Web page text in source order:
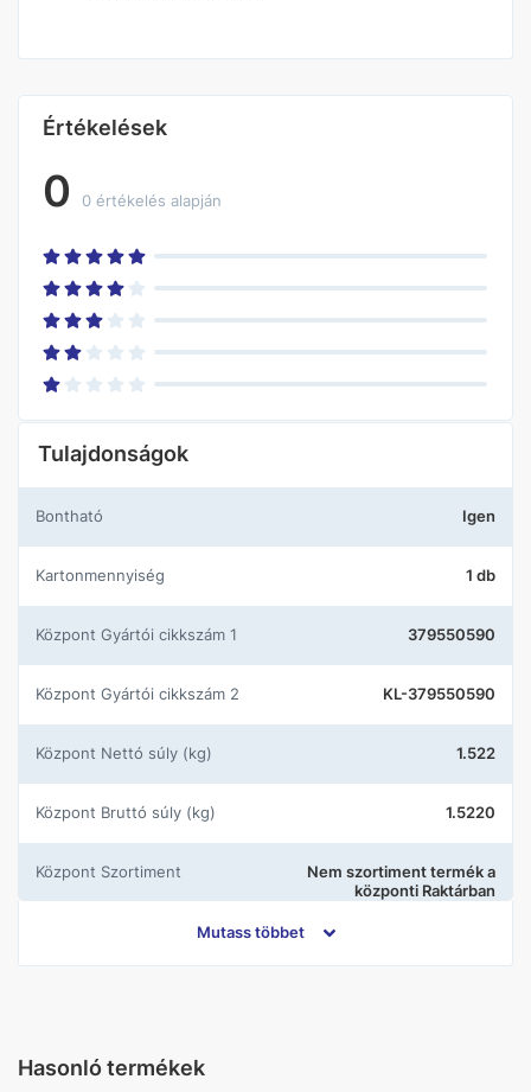
Értékelések
0 0 értékelés alapján
Tulajdonságok
Bontható Igen
Kartonmennyiség 1 db
központ Gyártói cikkszám 1 379550590
központ Gyártói cikkszám 2 KL-379550590
központ Nettó súly (kg) 1.522
központ Bruttó súly (kg) 1.5220
központ Szortiment
Nem szortiment termék a
központi Raktárban
Szín
Mutass többet
Hasonló termékek